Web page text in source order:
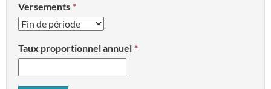
Versements
Taux proportionnel annuel